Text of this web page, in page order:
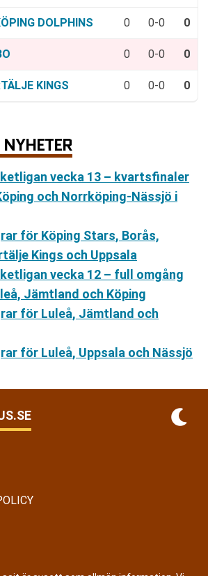
DOLPHINS 0 0-0 0
0 0-0 0
KINGS 0 0-0 0
vecka 13 – kvartsfinaler
och Norrköping-Nässjö i
för Köping Stars, Borås,
Kings och Uppsala
vecka 12 – full omgång
Jämtland och Köping
för Luleå, Jämtland och
för Luleå, Uppsala och Nässjö